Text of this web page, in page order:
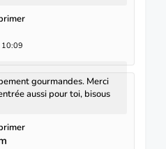
10:09
gourmandes. Merci
aussi pour toi, bisous